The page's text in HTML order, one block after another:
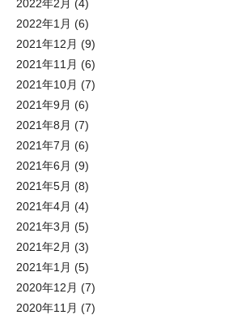
2022年2月 (4)
2022年1月 (6)
2021年12月 (9)
2021年11月 (6)
2021年10月 (7)
2021年9月 (6)
2021年8月 (7)
2021年7月 (6)
2021年6月 (9)
2021年5月 (8)
2021年4月 (4)
2021年3月 (5)
2021年2月 (3)
2021年1月 (5)
2020年12月 (7)
2020年11月 (7)